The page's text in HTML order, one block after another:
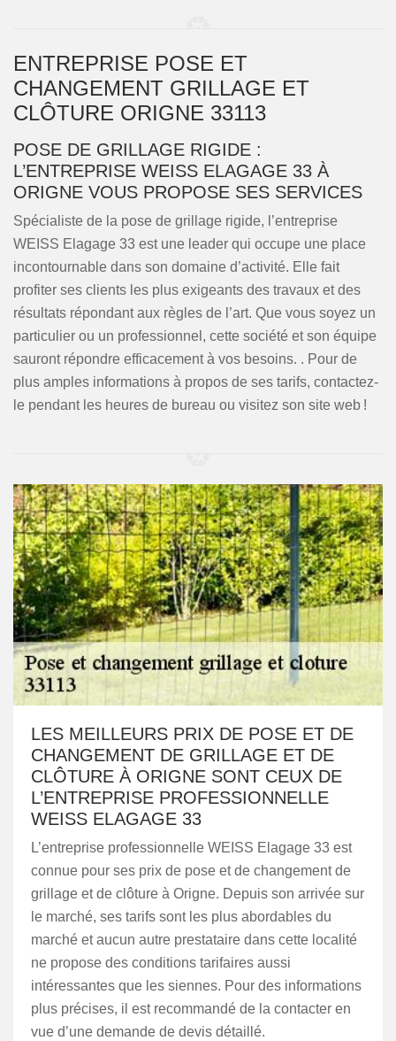
ENTREPRISE POSE ET
CHANGEMENT GRILLAGE ET
CLÔTURE ORIGNE 33113
POSE DE GRILLAGE RIGIDE :
L’ENTREPRISE WEISS ELAGAGE 33 À
ORIGNE VOUS PROPOSE SES SERVICES
Spécialiste de la pose de grillage rigide, l’entreprise
WEISS Elagage 33 est une leader qui occupe une place
incontournable dans son domaine d’activité. Elle fait
profiter ses clients les plus exigeants des travaux et des
résultats répondant aux règles de l’art. Que vous soyez un
particulier ou un professionnel, cette société et son équipe
sauront répondre efficacement à vos besoins. . Pour de
plus amples informations à propos de ses tarifs, contactez-
le pendant les heures de bureau ou visitez son site web !
LES MEILLEURS PRIX DE POSE ET DE
CHANGEMENT DE GRILLAGE ET DE
CLÔTURE À ORIGNE SONT CEUX DE
L’ENTREPRISE PROFESSIONNELLE
WEISS ELAGAGE 33
L’entreprise professionnelle WEISS Elagage 33 est
connue pour ses prix de pose et de changement de
grillage et de clôture à Origne. Depuis son arrivée sur
le marché, ses tarifs sont les plus abordables du
marché et aucun autre prestataire dans cette localité
ne propose des conditions tarifaires aussi
intéressantes que les siennes. Pour des informations
plus précises, il est recommandé de la contacter en
vue d’une demande de devis détaillé.